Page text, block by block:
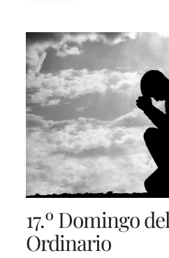
17.º Domingo
Ordinario